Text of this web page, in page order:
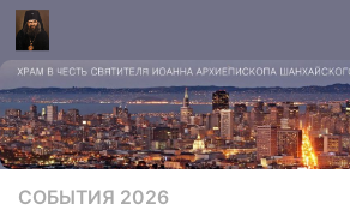
СОБЫТИЯ 2026